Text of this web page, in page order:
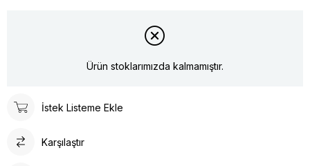
Ürün stoklarımızda kalmamıştır.
İstek Listeme Ekle
Karşılaştır